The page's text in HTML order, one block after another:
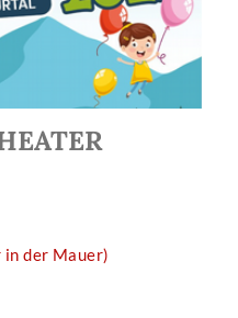
in der Mauer)